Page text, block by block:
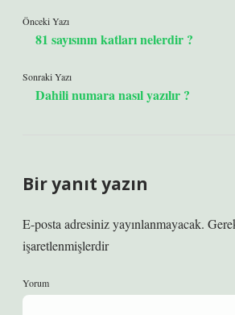
Önceki Yazı
81 sayısının katları nelerdir ?
Sonraki Yazı
Dahili numara nasıl yazılır ?
Bir yanıt yazın
E-posta adresiniz yayınlanmayacak.
işaretlenmişlerdir
Yorum